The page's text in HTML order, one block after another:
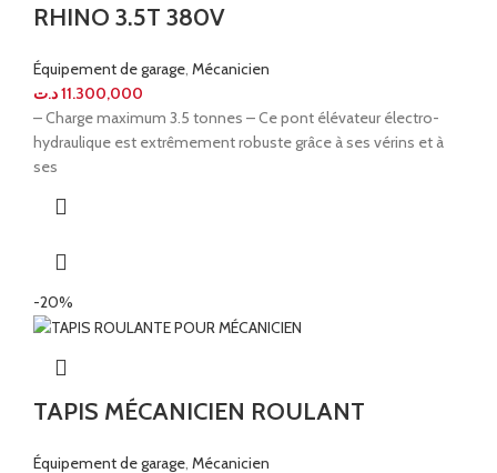
RHINO 3.5T 380V
Équipement de garage Mécanicien
11.300,000د.ت
– Charge maximum 3.5 tonnes – Ce pont élévateur électro-
hydraulique est extrêmement robuste grâce à ses vérins et à
ses
-20%
TAPIS MÉCANICIEN ROULANT
Équipement de garage, Mécanicien